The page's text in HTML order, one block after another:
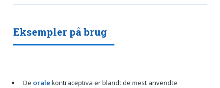
Eksempler på brug
De oralekontraceptiva er blandt de mest anvendte